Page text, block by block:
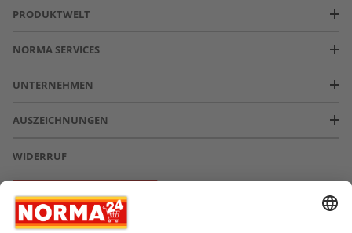
PRODUKTWELT
NORMA SERVICES
UNTERNEHMEN
AUSZEICHNUNGEN
WIDERRUF
Vertrag widerrufen